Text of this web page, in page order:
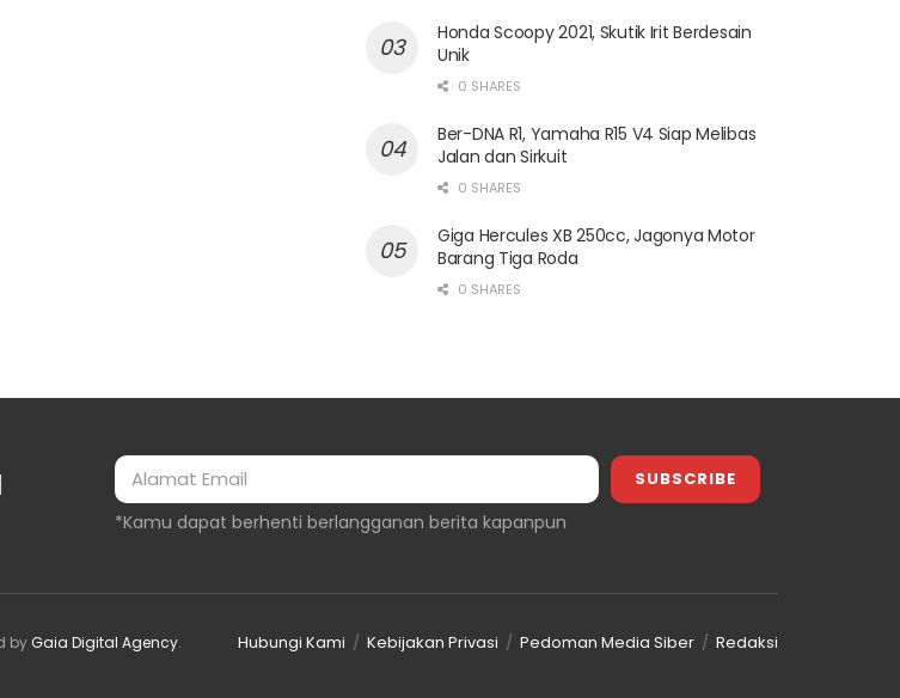
Honda Scoopy 2021, Skutik Irit Berdesain
Unik
0 SHARES
Ber-DNA R1, Yamaha R15 V4 Siap Melibas
Jalan dan Sirkuit
0 SHARES
Giga Hercules XB 250cc, Jagonya Motor
Barang Tiga Roda
0 SHARES
*Kamu dapat berhenti berlangganan berita kapanpun
Hubungi Kami Kebijakan Privasi Pedoman Media Siber Redaksi
by Gaia Digital Agency.